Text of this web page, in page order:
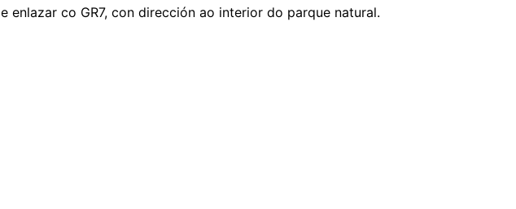
e enlazar co GR7, con dirección ao interior do parque natural.